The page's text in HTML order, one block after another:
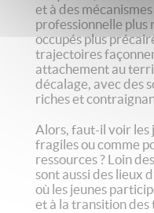
et à des
professionnelle plus
occupés plus
trajectoires
attachement au
décalage, avec des
riches et
Alors, faut-il voir les
fragiles ou comme
ressources ? Loin
sont aussi des lieux
où les jeunes
et à la transition